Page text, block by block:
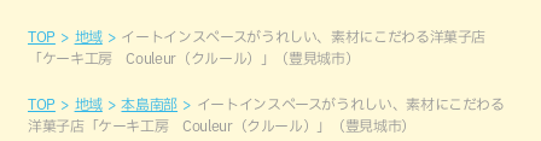
TOP 地域
イートインスペースがうれしい、素材にこだわる洋菓子店
「ケーキ工房 Couleur（クルール）」（豊見城市）
TOP 地域 本島南部
イートインスペースがうれしい、素材にこだわる
洋菓子店「ケーキ工房 Couleur（クルール）」（豊見城市）